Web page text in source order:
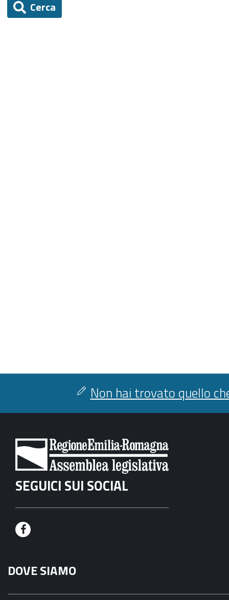
Non hai trovato quello
SEGUICI SUI SOCIAL
F
c
e
DOVE SIAMO